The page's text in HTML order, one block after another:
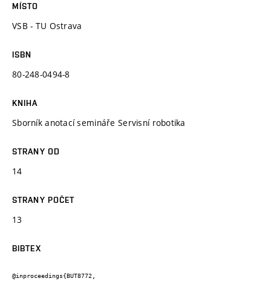
MÍSTO
VSB - TU Ostrava
ISBN
80-248-0494-8
KNIHA
Sborník anotací semináře Servisní robotika
STRANY OD
14
STRANY POČET
13
BIBTEX
@inproceedings{BUT8772,